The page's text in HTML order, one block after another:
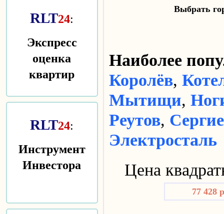
RLT24:
Экспресс
оценка
квартир
RLT24:
Инструмент
Инвестора
Выбрать
Наиболее
Королёв,
Мытищи,
Реутов,
Электросталь
Цена
77 428